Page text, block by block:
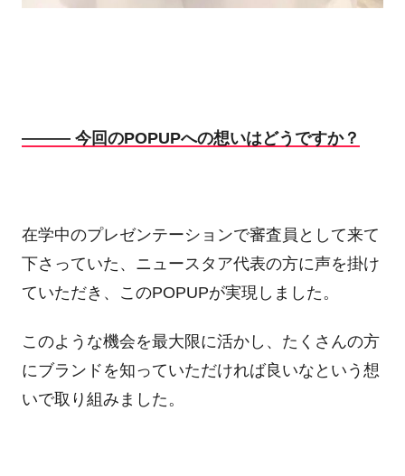
――― 今回のPOPUPへの想いはどうですか？
在学中のプレゼンテーションで審査員として来て
下さっていた、ニュースタア代表の方に声を掛け
ていただき、このPOPUPが実現しました。
このような機会を最大限に活かし、たくさんの方
にブランドを知っていただければ良いなという想
いで取り組みました。